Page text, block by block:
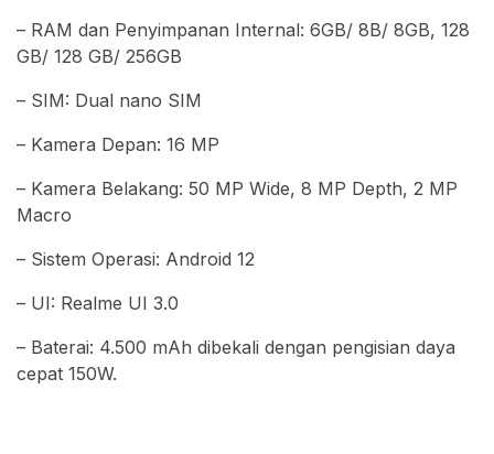
– RAM dan Penyimpanan Internal: 6GB/ 8B/ 8GB, 128
GB/ 128 GB/ 256GB
– SIM: Dual nano SIM
– Kamera Depan: 16 MP
– Kamera Belakang: 50 MP Wide, 8 MP Depth, 2 MP
Macro
– Sistem Operasi: Android 12
– UI: Realme UI 3.0
– Baterai: 4.500 mAh dibekali dengan pengisian daya
cepat 150W.